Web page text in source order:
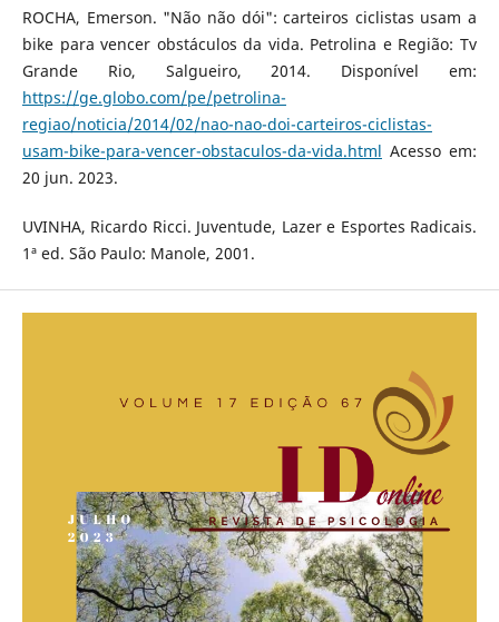
ROCHA, Emerson. "Não não dói": carteiros ciclistas usam a
bike para vencer obstáculos da vida. Petrolina e Região: Tv
Grande Rio, Salgueiro, 2014. Disponível em:
https://ge.globo.com/pe/petrolina-
regiao/noticia/2014/02/nao-nao-doi-carteiros-ciclistas-
usam-bike-para-vencer-obstaculos-da-vida.html Acesso em:
20 jun. 2023.
UVINHA, Ricardo Ricci. Juventude, Lazer e Esportes Radicais.
1ª ed. São Paulo: Manole, 2001.